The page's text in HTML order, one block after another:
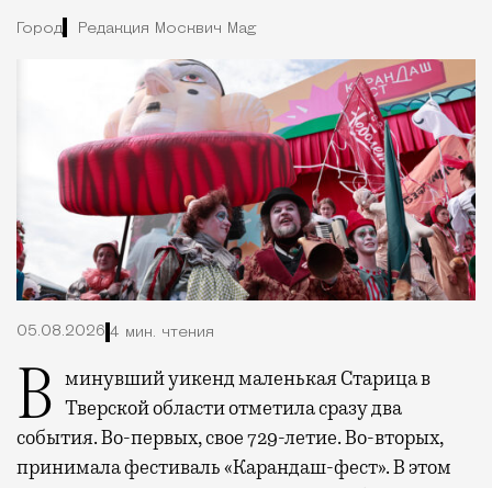
Город Редакция Москвич Mag
05.08.2026 4 мин. чтения
В минувший уикенд маленькая Старица в Тверской области отметила сразу два
события. Во-первых, свое 729-летие. Во-вторых,
принимала фестиваль «Карандаш-фест». В этом